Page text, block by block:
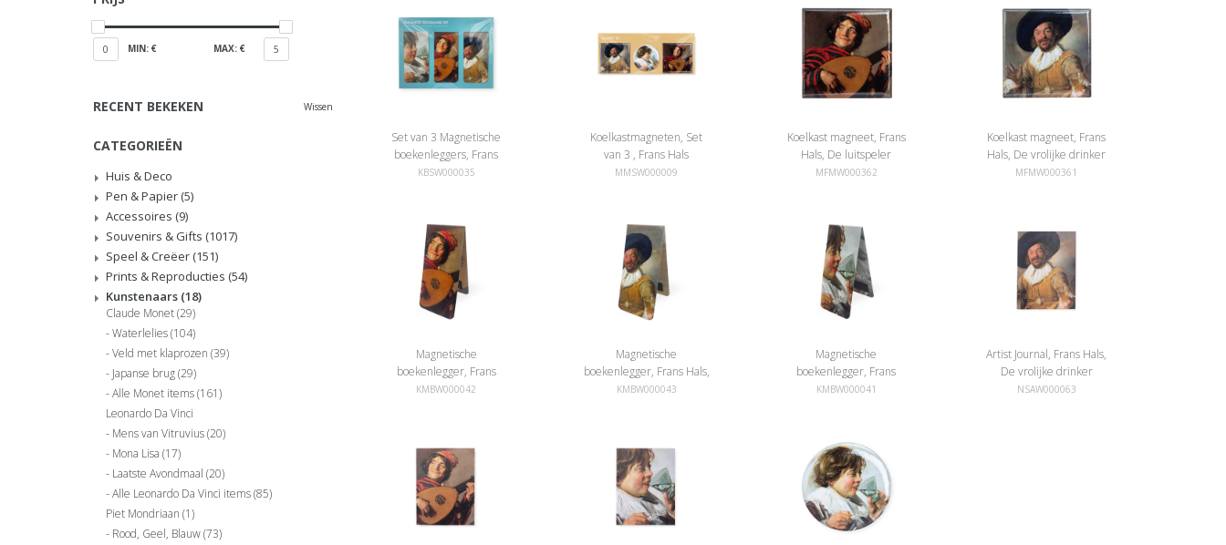
0 MIN: € MAX: € 5
RECENT BEKEKEN Wissen
CATEGORIEËN
Huis & Deco
Pen & Papier (5)
Accessoires (9)
Souvenirs & Gifts (1017)
Speel & Creëer (151)
Prints & Reproducties (54)
Kunstenaars (18)
Claude Monet(29)
Waterlelies(104)
Veld met klaprozen (39)
Japanse brug(29)
Alle Monet items(161)
Leonardo Da Vinci
Mens van Vitruvius(20)
Mona Lisa (17)
Laatste Avondmaal (20)
Alle Leonardo Da Vinci items(85)
Piet Mondriaan (1)
Rood, Geel, Blauw(73)
Set van 3 Magnetische
boekenleggers, Frans
Hals
KBSW000035
Koelkastmagneten, Set
van 3 , Frans Hals
MMSW000009
Koelkast magneet, Frans
Hals, De luitspeler
MFMW000362
Koelkast magneet, Frans
Hals, De vrolijke drinker
MFMW000361
Magnetische
boekenlegger, Frans
Hals,De luitspeler
KMBW000042
Magnetische
boekenlegger, Frans Hals,
De vrolijke drinker
KMBW000043
Magnetische
boekenlegger, Frans
Hals,Drinkende jongen
KMBW000041
Artist Journal, Frans Hals,
De vrolijke drinker
NSAW000063